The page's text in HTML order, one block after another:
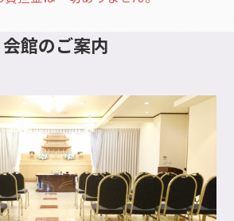
会館のご案内